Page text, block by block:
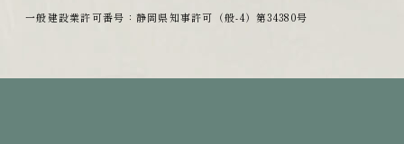
一般建設業許可番号：静岡県知事許可（般-4）第34380号